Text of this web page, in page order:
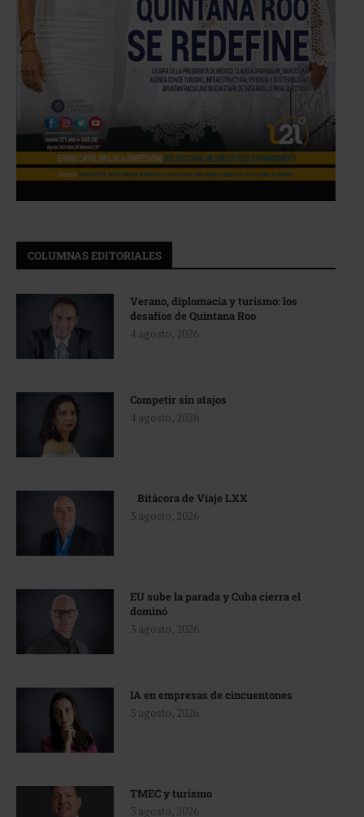
COLUMNAS EDITORIALES
Verano, diplomacia y turismo: los
desafíos de Quintana Roo
4 agosto, 2026
Competir sin atajos
4 agosto, 2026
Bitácora de Viaje LXX
3 agosto, 2026
EU sube la parada y Cuba cierra el
dominó
3 agosto, 2026
IA en empresas de cincuentones
3 agosto, 2026
TMEC y turismo
3 agosto, 2026